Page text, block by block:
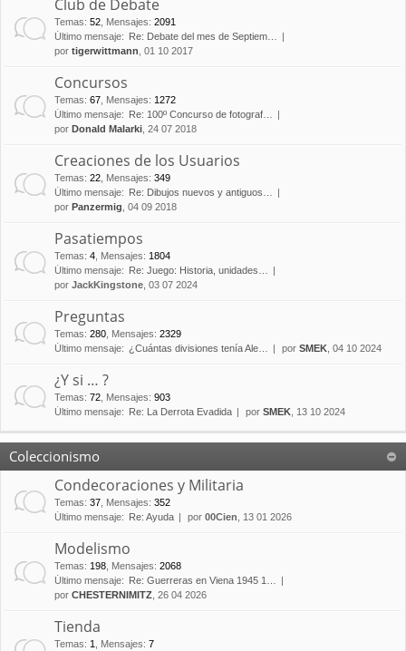
Club de Debate
Temas: 52 Mensajes: 2091
Último mensaje:
Re: Debate del mes de Septiem…
por tigerwittmann , 01 10 2017
Concursos
Temas: 67 Mensajes: 1272
Último mensaje:
Re: 100º Concurso de fotograf…
por Donald Malarki , 24 07 2018
Creaciones de los Usuarios
Temas: 22 Mensajes: 349
Último mensaje:
Re: Dibujos nuevos y antiguos…
por Panzermig , 04 09 2018
Pasatiempos
Temas: 4 Mensajes: 1804
Último mensaje:
Re: Juego: Historia, unidades…
por JackKingstone , 03 07 2024
Preguntas
Temas: 280 Mensajes: 2329
Último mensaje: ¿Cuántas divisiones tenía Ale… por SMEK , 04 10 2024
¿Y si … ?
Temas: 72 Mensajes: 903
Último mensaje:
Re: La Derrota Evadida por SMEK , 13 10 2024
Coleccionismo
Condecoraciones y Militaria
Temas: 37 Mensajes: 352
Último mensaje:
Re: Ayuda por 00Cien , 13 01 2026
Modelismo
Temas: 198 Mensajes: 2068
Último mensaje:
Re: Guerreras en Viena 1945 1…
por CHESTERNIMITZ , 26 04 2026
Tienda
Temas: 1 Mensajes: 7